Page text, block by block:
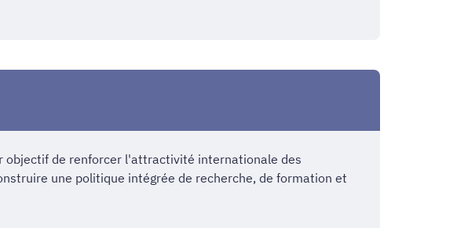
objectif de renforcer l'attractivité internationale des
une politique intégrée de recherche, de formation et